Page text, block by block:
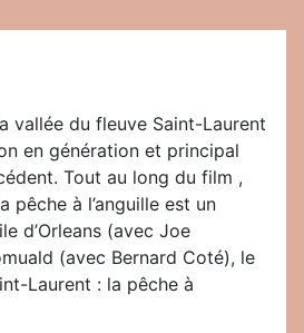
vallée du fleuve Saint-Laurent
en génération et principal
Tout au long du film ,
à l’anguille est un
d’Orleans (avec Joe
(avec Bernard Coté), le
Laurent : la pêche à